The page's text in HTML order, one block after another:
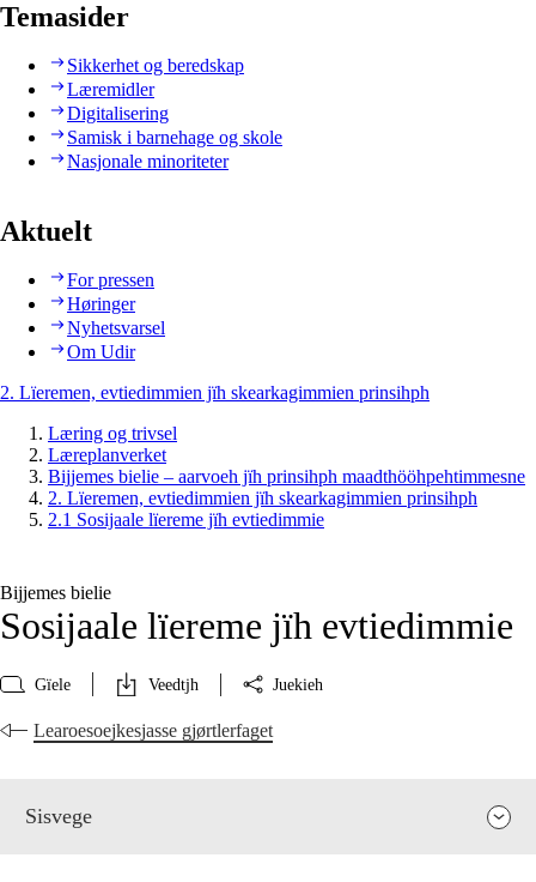
Temasider
Sikkerhet og beredskap
Læremidler
Digitalisering
Samisk i barnehage og skole
Nasjonale minoriteter
Aktuelt
For pressen
Høringer
Nyhetsvarsel
Om Udir
2. Lïeremen, evtiedimmien jïh skearkagimmien prinsihph
Læring og trivsel
Læreplanverket
Bijjemes bielie – aarvoeh jïh prinsihph maadthööhpehtimmesne
2. Lïeremen, evtiedimmien jïh skearkagimmien prinsihph
2.1 Sosijaale lïereme jïh evtiedimmie
Bijjemes bielie
Sosijaale lïereme jïh evtiedimmie
Gïele Veedtjh Juekieh
Learoesoejkesjasse gjørtlerfaget
Sisvege